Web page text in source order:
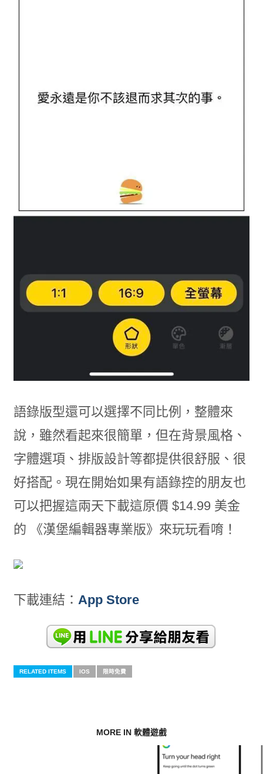
語錄版型還可以選擇不同比例，整體來
說，雖然看起來很簡單，但在背景風格、
字體選項、排版設計等都提供很舒服、很
好搭配。現在開始如果有語錄控的朋友也
可以把握這兩天下載這原價 $14.99 美金
的 《漢堡編輯器專業版》來玩玩看唷！
下載連結： App Store
RELATED ITEMS IOS 限時免費
MORE IN 軟體遊戲